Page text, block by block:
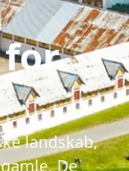
for
landskab,
De